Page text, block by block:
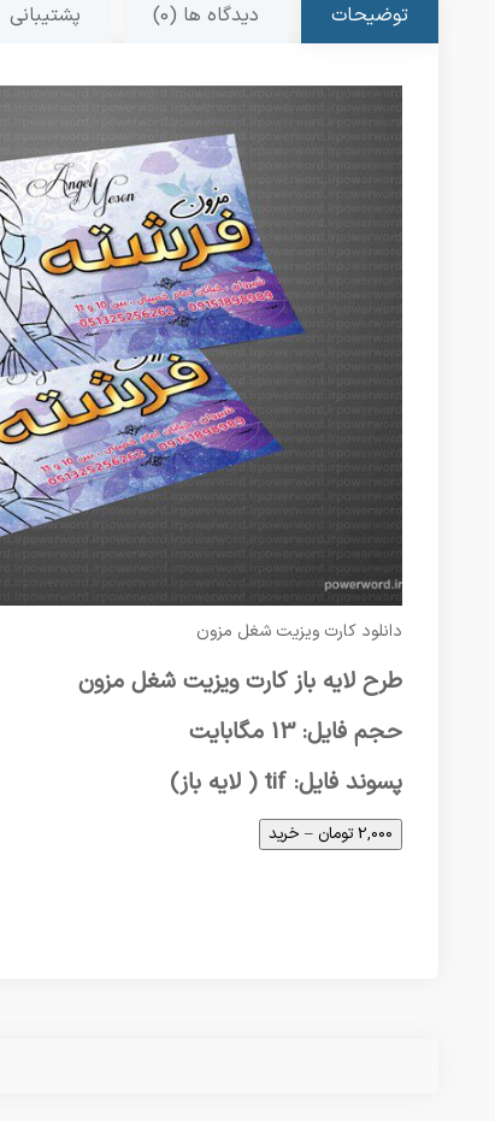
توضیحات دیدگاه ها (0) پشتیبانی
دانلود کارت ویزیت شغل مزون
طرح لایه باز کارت ویزیت شغل مزون
حجم فایل: 13 مگابایت
پسوند فایل: tif ( لایه باز)
2,000 تومان – خرید